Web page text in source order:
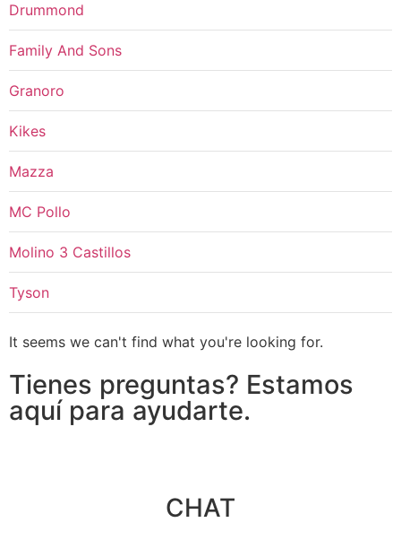
Drummond
Family And Sons
Granoro
Kikes
Mazza
MC Pollo
Molino 3 Castillos
Tyson
It seems we can't find what you're looking for.
Tienes preguntas? Estamos
aquí para ayudarte.
CHAT